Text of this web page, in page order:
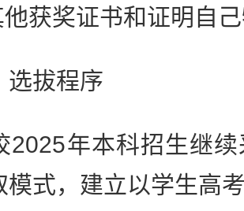
奖证书和证明自己
拔程序
年本科招生继续
模式，建立以学生高